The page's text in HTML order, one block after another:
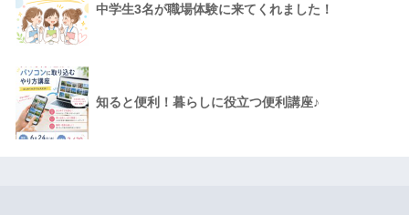
中学生3名が職場体験に来てくれました！
知ると便利！暮らしに役立つ便利講座♪